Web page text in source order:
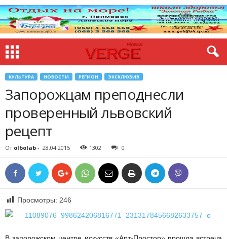
КУЛЬТУРА НОВОСТИ РЕГИОН ЭКСКЛЮЗИВ
Запорожцам преподнесли
проверенный львовский
рецепт
От olbolab - 28.04.2015 1302 0
Просмотры: 246